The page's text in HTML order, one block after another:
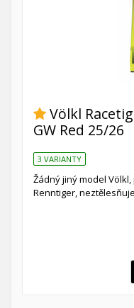
Völkl
GW Red 25/26
3 VARIANTY
Žádný jiný model
Renntiger,